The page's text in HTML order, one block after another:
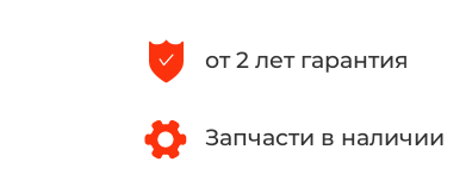
от 2 лет гарантия
Запчасти в наличии